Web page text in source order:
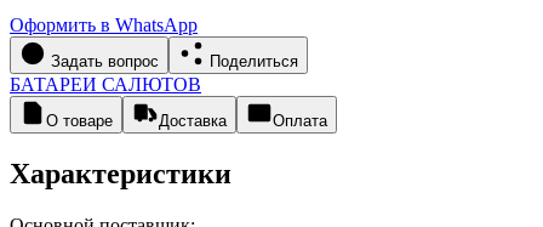
Оформить в WhatsApp
Задать вопрос Поделиться
БАТАРЕИ САЛЮТОВ
О товаре Доставка Оплата
Характеристики